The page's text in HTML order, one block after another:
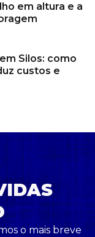
em altura e a
Silos: como
custos e
o mais breve